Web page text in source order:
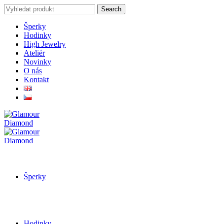
Search
for:
Search
Šperky
Hodinky
High Jewelry
Ateliér
Novinky
O nás
Kontakt
Šperky